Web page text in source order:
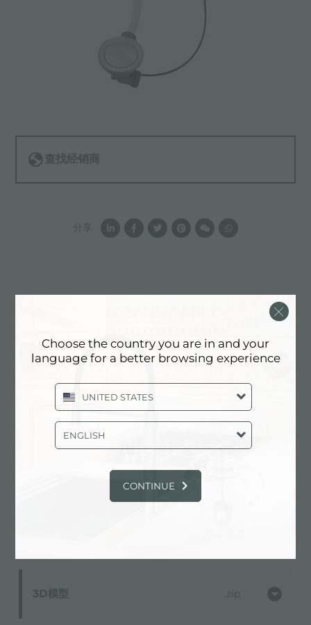
3D模型 zip
产品编号
水槽附件 浪费
安装孔
查找经销商
分享
Choose the country you are in and your
language for a better browsing experience
UNITED STATES
ENGLISH
CONTINUE